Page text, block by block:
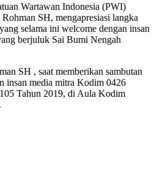
Wartawan Indonesia (PWI)
SH, mengapresiasi langka
selama ini welcome dengan insan
berjuluk Sai Bumi Nengah
SH , saat memberikan sambutan
insan media mitra Kodim 0426
Tahun 2019, di Aula Kodim